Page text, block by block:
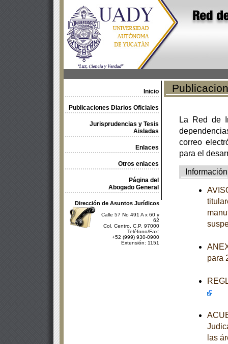
Inicio
Publicaciones Diarios Oficiales
Jurisprudencias y Tesis
Aisladas
Enlaces
Otros enlaces
Página del
Abogado General
Dirección de Asuntos Jurídicos
Calle 57 No 491 A x 60 y
62
Col. Centro, C.P. 97000
Teléfono/Fax:
+52 (999) 930-0900
Extensión: 1151
La Red de
correo
para el
Información
para
las